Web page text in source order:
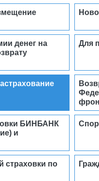
денег на
Для
БИНБАНК
и
страховки по